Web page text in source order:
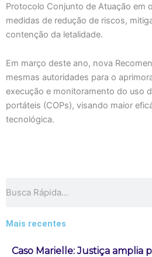
Protocolo Conjunto de Atuação em
medidas de redução de riscos,
contenção da letalidade.
Em março deste ano, nova
mesmas autoridades para o
execução e monitoramento do uso
portáteis (COPs), visando maior
tecnológica.
Mais recentes
Caso Marielle: Justiça amplia